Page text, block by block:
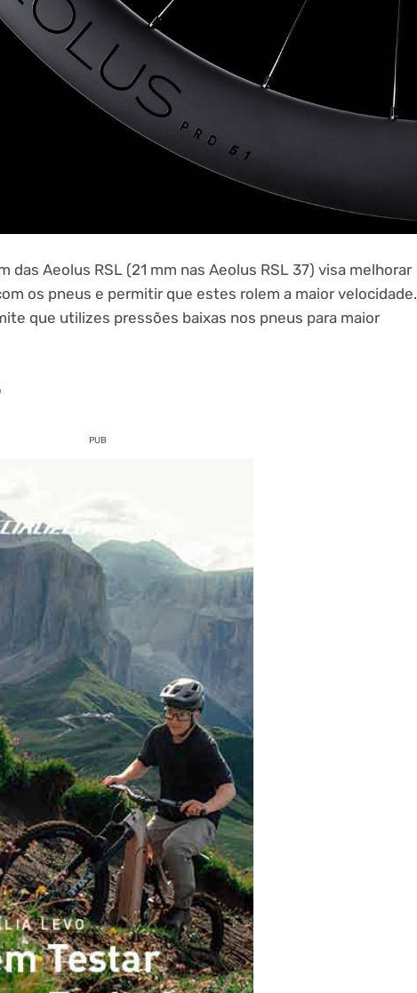
das Aeolus RSL (21 mm nas Aeolus RSL 37) visa melhorar
os pneus e permitir que estes rolem a maior velocidade.
que utilizes pressões baixas nos pneus para maior
PUB